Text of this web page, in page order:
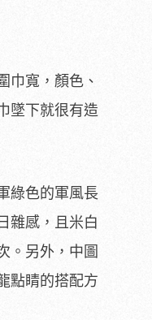
巾寬，顏色、
墜下就很有造
綠色的軍風長
雜感，且米白
。另外，中圖
點睛的搭配方